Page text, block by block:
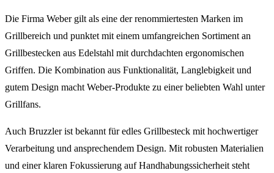
Die Firma Weber gilt als eine der renommiertesten Marken im
Grillbereich und punktet mit einem umfangreichen Sortiment an
Grillbestecken aus Edelstahl mit durchdachten ergonomischen
Griffen. Die Kombination aus Funktionalität, Langlebigkeit und
gutem Design macht Weber-Produkte zu einer beliebten Wahl unter
Grillfans.
Auch Bruzzler ist bekannt für edles Grillbesteck mit hochwertiger
Verarbeitung und ansprechendem Design. Mit robusten Materialien
und einer klaren Fokussierung auf Handhabungssicherheit steht